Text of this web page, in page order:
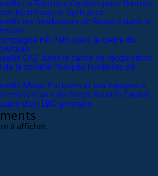
La Fabrique Cookies pour l’entrée
NextStage et Bpifrance
les fondateurs de Respire dans le
HR Path dans le cadre du
OGF dans le cadre de l’acquisition
de la société Pompes Funèbres de
Mews Partners et ses équipes à
minoritaire du fonds Azumis Capital
d’un LBO primaire
à afficher.